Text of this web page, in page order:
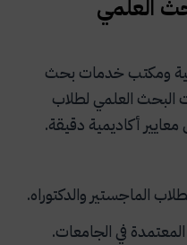
العلمي
ومكتب خدمات بحث
العلمي لطلاب
معايير أكاديمية دقيقة.
الماجستير والدكتوراه.
المعتمدة في الجامعات.